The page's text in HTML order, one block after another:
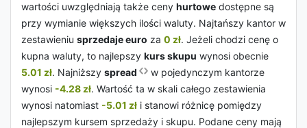
wartości uwzględniają także ceny hurtowe dostępne są
przy wymianie większych ilości waluty. Najtańszy kantor w
zestawieniu sprzedaje euro za 0 zł. Jeżeli chodzi cenę o
kupna waluty, to najlepszy kurs skupu wynosi obecnie
5.01 zł. Najniższy spread
w pojedynczym kantorze
wynosi -4.28 zł. Wartość ta w skali całego zestawienia
wynosi natomiast -5.01 zł i stanowi różnicę pomiędzy
najlepszym kursem sprzedaży i skupu. Podane ceny mają